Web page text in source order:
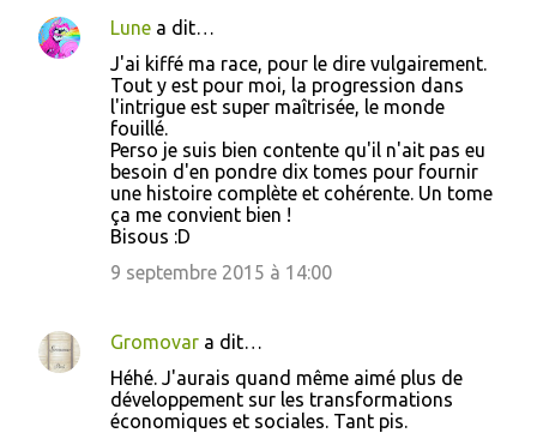
Lune a dit…
J'ai kiffé ma race, pour le dire vulgairement.
Tout y est pour moi, la progression dans
l'intrigue est super maîtrisée, le monde
fouillé.
Perso je suis bien contente qu'il n'ait pas eu
besoin d'en pondre dix tomes pour fournir
une histoire complète et cohérente. Un tome
ça me convient bien !
Bisous :D
9 septembre 2015 à 14:00
Gromovar a dit…
Héhé. J'aurais quand même aimé plus de
développement sur les transformations
économiques et sociales. Tant pis.